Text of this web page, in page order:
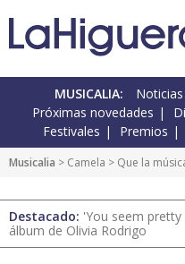
MUSICALIA:
Próximas novedades
Festivales
Premios
Musicalia > Camela > Que la
Destacado: 'You seem
álbum de Olivia Rodrigo